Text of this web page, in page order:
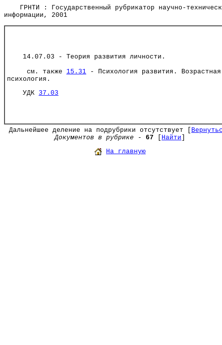
ГРНТИ : Государственный рубрикатор научно-
информации, 2001
14.07.03 - Теория развития личности.
см. также 15.31 - Психология развития. Возрастная
психология.
УДК 37.03
Дальнейшее деление на подрубрики отсутствует [
Документов в рубрике - 67 Найти
На главную